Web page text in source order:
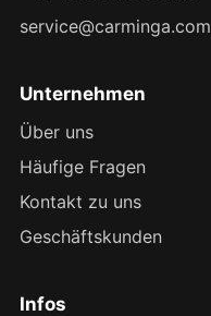
service@carminga.com
Unternehmen
Über uns
Häufige Fragen
Kontakt zu uns
Geschäftskunden
Infos